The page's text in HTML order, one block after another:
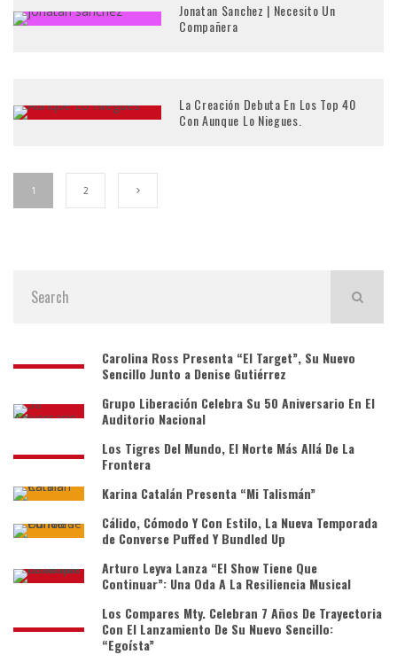
Jonatan Sanchez | Necesito Un
Compañera
La Creación Debuta En Los Top 40
Con Aunque Lo Niegues.
1 2
Carolina Ross Presenta “El Target”, Su Nuevo
Sencillo Junto a Denise Gutiérrez
Grupo Liberación Celebra Su 50 Aniversario En El
Auditorio Nacional
Los Tigres Del Mundo, El Norte Más Allá De La
Frontera
Karina Catalán Presenta “Mi Talismán”
Cálido, Cómodo Y Con Estilo, La Nueva Temporada
de Converse Puffed Y Bundled Up
Arturo Leyva Lanza “El Show Tiene Que
Continuar”: Una Oda A La Resiliencia Musical
Los Compares Mty. Celebran 7 Años De Trayectoria
Con El Lanzamiento De Su Nuevo Sencillo:
“Egoísta”